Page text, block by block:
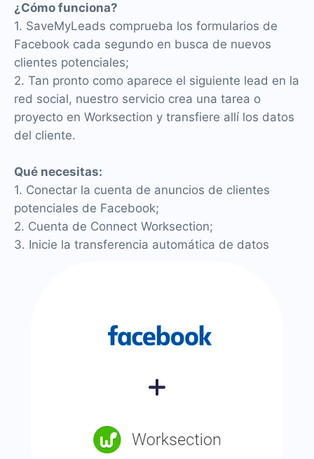
¿Cómo funciona?
1. SaveMyLeads comprueba los formularios de
Facebook cada segundo en busca de nuevos
clientes potenciales;
2. Tan pronto como aparece el siguiente lead en la
red social, nuestro servicio crea una tarea o
proyecto en Worksection y transfiere allí los datos
del cliente.
Qué necesitas:
1. Conectar la cuenta de anuncios de clientes
potenciales de Facebook;
2. Cuenta de Connect Worksection;
3. Inicie la transferencia automática de datos